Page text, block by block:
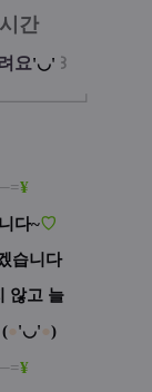
시 간
요'◡' ꒱
━━━━┛
¥
다~♡
습니다
않고 늘
(●'◡'●)
¥